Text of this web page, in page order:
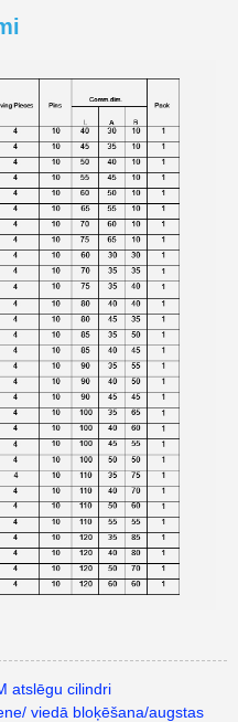
atslēgu cilindri
viedā bloķēšana/augstas